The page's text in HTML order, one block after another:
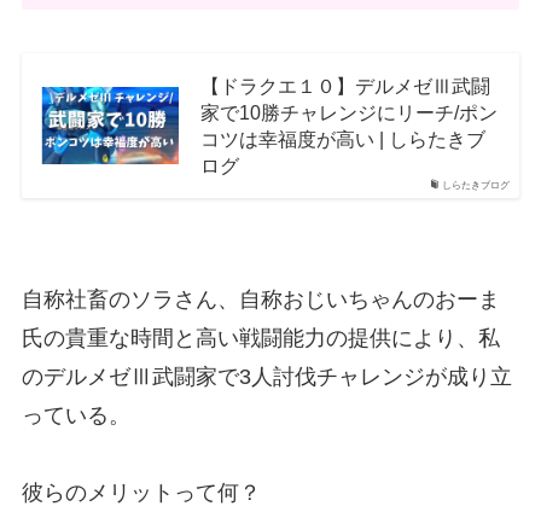
しらたきブログ
【ドラクエ１０】デルメゼⅢ武闘
家で10勝チャレンジにリーチ/ポン
コツは幸福度が高い | しらたきブ
ログ
自称社畜のソラさん、自称おじいちゃんのおーま
氏の貴重な時間と高い戦闘能力の提供により、私
のデルメゼⅢ武闘家で3人討伐チャレンジが成り立
っている。
彼らのメリットって何？